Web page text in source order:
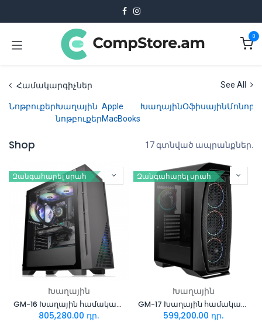
0
Համակարգիչներ See All
ՆոթբուքերԽաղային
նոթբուքեր
Apple
MacBooks
ԽաղայինՕֆիսային
Shop 17 գտնված ապրանքներ.
Զանգահարել սրահ
Խաղային
GM-16 Խաղային համակարգիչ I7 14700KF + RTX 5060 Ti 16GB GDDR7
805,280.00 դր.
Զանգահարել սրահ
Խաղային
GM-17 Խաղային համակարգիչ I5 14400 + RTX 5060 8GB
599,200.00 դր.